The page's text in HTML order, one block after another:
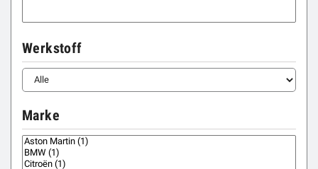
Werkstoff
Marke